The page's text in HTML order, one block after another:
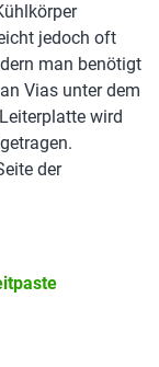
jedoch oft
man benötigt
Vias unter dem
wird
der